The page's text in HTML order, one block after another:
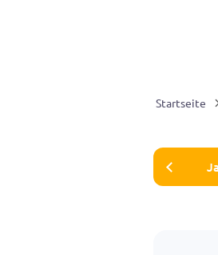
Startseite